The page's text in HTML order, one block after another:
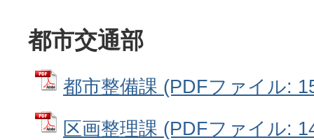
都市交通部
都市整備課 (PDFファイル:
区画整理課 (PDFファイル: